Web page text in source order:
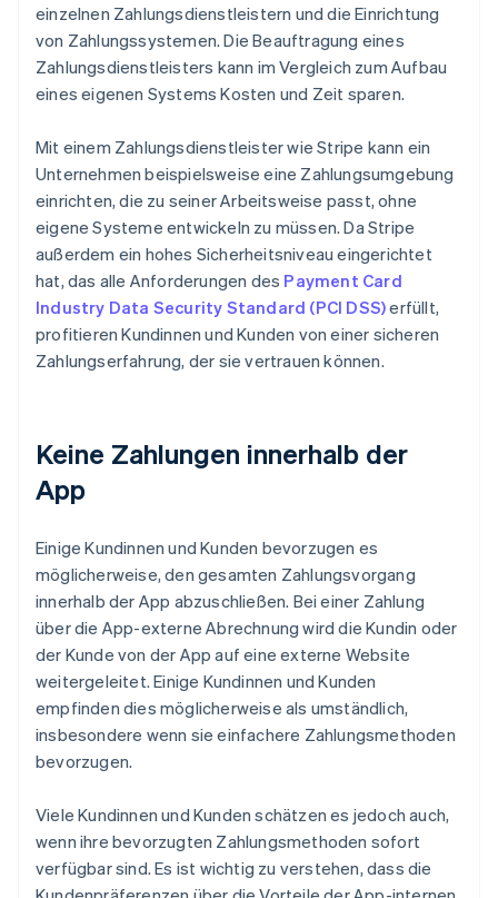
einzelnen Zahlungsdienstleistern und die Einrichtung
von Zahlungssystemen. Die Beauftragung eines
Zahlungsdienstleisters kann im Vergleich zum Aufbau
eines eigenen Systems Kosten und Zeit sparen.
Mit einem Zahlungsdienstleister wie Stripe kann ein
Unternehmen beispielsweise eine Zahlungsumgebung
einrichten, die zu seiner Arbeitsweise passt, ohne
eigene Systeme entwickeln zu müssen. Da Stripe
außerdem ein hohes Sicherheitsniveau eingerichtet
hat, das alle Anforderungen des Payment Card
Industry Data Security Standard (PCI DSS)erfüllt,
profitieren Kundinnen und Kunden von einer sicheren
Zahlungserfahrung, der sie vertrauen können.
Keine Zahlungen innerhalb der
App
Einige Kundinnen und Kunden bevorzugen es
möglicherweise, den gesamten Zahlungsvorgang
innerhalb der App abzuschließen. Bei einer Zahlung
über die App-externe Abrechnung wird die Kundin oder
der Kunde von der App auf eine externe Website
weitergeleitet. Einige Kundinnen und Kunden
empfinden dies möglicherweise als umständlich,
insbesondere wenn sie einfachere Zahlungsmethoden
bevorzugen.
Viele Kundinnen und Kunden schätzen es jedoch auch,
wenn ihre bevorzugten Zahlungsmethoden sofort
verfügbar sind. Es ist wichtig zu verstehen, dass die